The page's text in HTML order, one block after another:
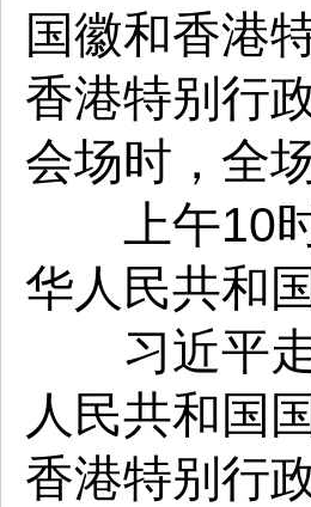
国徽和香港
香港特别行
会场时，全
上午10时
华人民共和
习近平走
人民共和国
香港特别行